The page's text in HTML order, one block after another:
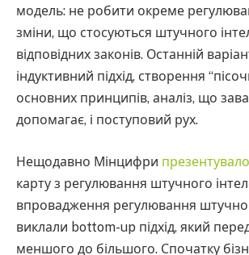
модель: не робити окреме
зміни, що стосуються штучного
відповідних законів. Останній
індуктивний підхід, створення
основних принципів, аналіз, що
допомагає, і поступовий рух.
Нещодавно Мінцифри презентувало
карту з регулювання штучного
впровадження регулювання
виклали bottom-up підхід, який
меншого до більшого. Спочатку